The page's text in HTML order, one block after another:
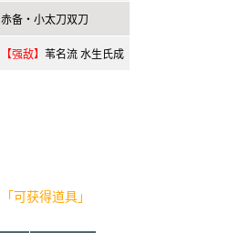
赤备・小太刀双刀
【强敌】 苇名流 水生氏成
「可获得道具」